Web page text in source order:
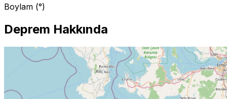
Boylam (°)
Deprem Hakkında